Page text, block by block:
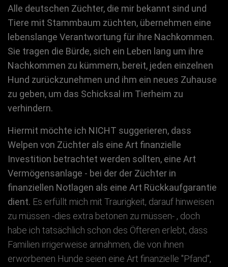
Alle deutschen Züchter, die mir bekannt sind und
Tiere mit Stammbaum züchten, übernehmen eine
lebenslange Verantwortung für ihre Nachkommen.
Sie tragen die Bürde, sich ein Leben lang um ihre
Nachkommen zu kümmern, bereit, jeden einzelnen
Hund zurückzunehmen und ihm ein neues Zuhause
zu geben, um das Schicksal im Tierheim zu
verhindern.
Hiermit möchte ich NICHT suggerieren, dass
Welpen von Züchter als eine Art finanzielle
Investition betrachtet werden sollten, eine Art
Vermögensanlage - bei der der Züchter in
finanziellen Notlagen als eine Art Rückkaufgarantie
dient. Es erfüllt mich mit Traurigkeit, darauf hinweisen
zu müssen -dies extra betonen zu müssen- , doch
habe ich tatsächlich schon des Öfteren erlebt, dass
Familien irrigerweise annahmen, die von ihnen
erworbenen Hunde seien eine Art finanzielle "Pfand",